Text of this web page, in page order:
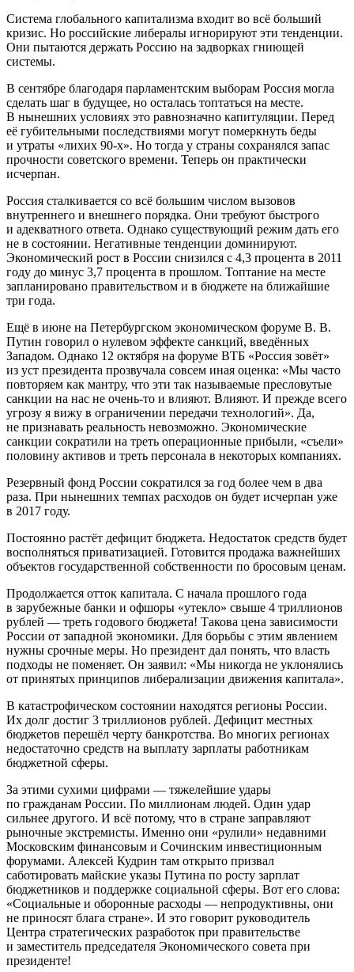
Система глобального капитализма входит во всё больший
кризис. Но российские либералы игнорируют эти тенденции.
Они пытаются держать Россию на задворках гниющей
системы.
В сентябре благодаря парламентским выборам Россия могла
сделать шаг в будущее, но осталась топтаться на месте.
В нынешних условиях это равнозначно капитуляции. Перед
её губительными последствиями могут померкнуть беды
и утраты «лихих 90-х». Но тогда у страны сохранялся запас
прочности советского времени. Теперь он практически
исчерпан.
Россия сталкивается со всё большим числом вызовов
внутреннего и внешнего порядка. Они требуют быстрого
и адекватного ответа. Однако существующий режим дать его
не в состоянии. Негативные тенденции доминируют.
Экономический рост в России снизился с 4,3 процента в 2011
году до минус 3,7 процента в прошлом. Топтание на месте
запланировано правительством и в бюджете на ближайшие
три года.
Ещё в июне на Петербургском экономическом форуме В. В.
Путин говорил о нулевом эффекте санкций, введённых
Западом. Однако 12 октября на форуме ВТБ «Россия зовёт»
из уст президента прозвучала совсем иная оценка: «Мы часто
повторяем как мантру, что эти так называемые пресловутые
санкции на нас не очень-то и влияют. Влияют. И прежде всего
угрозу я вижу в ограничении передачи технологий». Да,
не признавать реальность невозможно. Экономические
санкции сократили на треть операционные прибыли, «съели»
половину активов и треть персонала в некоторых компаниях.
Резервный фонд России сократился за год более чем в два
раза. При нынешних темпах расходов он будет исчерпан уже
в 2017 году.
Постоянно растёт дефицит бюджета. Недостаток средств будет
восполняться приватизацией. Готовится продажа важнейших
объектов государственной собственности по бросовым ценам.
Продолжается отток капитала. С начала прошлого года
в зарубежные банки и офшоры «утекло» свыше 4 триллионов
рублей — треть годового бюджета! Такова цена зависимости
России от западной экономики. Для борьбы с этим явлением
нужны срочные меры. Но президент дал понять, что власть
подходы не поменяет. Он заявил: «Мы никогда не уклонялись
от принятых принципов либерализации движения капитала».
В катастрофическом состоянии находятся регионы России.
Их долг достиг 3 триллионов рублей. Дефицит местных
бюджетов перешёл черту банкротства. Во многих регионах
недостаточно средств на выплату зарплаты работникам
бюджетной сферы.
За этими сухими цифрами — тяжелейшие удары
по гражданам России. По миллионам людей. Один удар
сильнее другого. И всё потому, что в стране заправляют
рыночные экстремисты. Именно они «рулили» недавними
Московским финансовым и Сочинским инвестиционным
форумами. Алексей Кудрин там открыто призвал
саботировать майские указы Путина по росту зарплат
бюджетников и поддержке социальной сферы. Вот его слова:
«Социальные и оборонные расходы — непродуктивны, они
не приносят блага стране». И это говорит руководитель
Центра стратегических разработок при правительстве
и заместитель председателя Экономического совета при
президенте!